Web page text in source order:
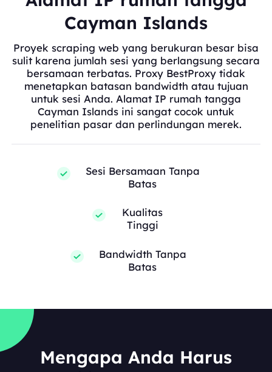
Cayman Islands
Proyek scraping web yang berukuran besar bisa
sulit karena jumlah sesi yang berlangsung secara
bersamaan terbatas. Proxy BestProxy tidak
menetapkan batasan bandwidth atau tujuan
untuk sesi Anda. Alamat IP rumah tangga
Cayman Islands ini sangat cocok untuk
penelitian pasar dan perlindungan merek.
Sesi Bersamaan Tanpa
Batas
Kualitas
Tinggi
Bandwidth Tanpa
Batas
Mengapa Anda Harus